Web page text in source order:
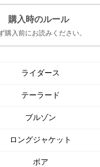
購入時のルール
購入前にお読みください。
ライダース
テーラード
ブルゾン
ロングジャケット
ボア